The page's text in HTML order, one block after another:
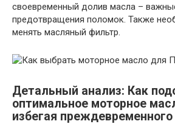
своевременный долив масла –
предотвращения поломок. Также
менять масляный фильтр.
Детальный анализ: Как
оптимальное моторное
избегая преждевременного